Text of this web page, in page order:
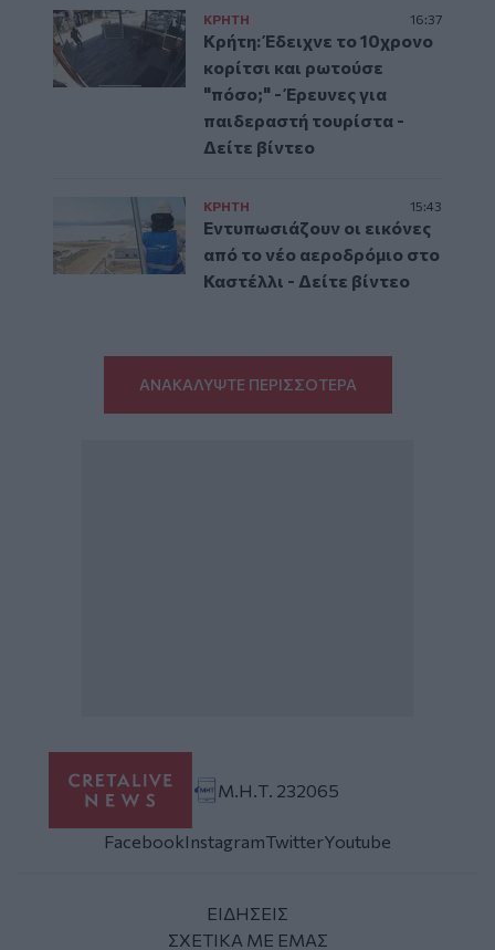
ΚΡΗΤΗ 16:37
Κρήτη: Έδειχνε το 10χρονο
κορίτσι και ρωτούσε
"πόσο;" - Έρευνες για
παιδεραστή τουρίστα -
Δείτε βίντεο
ΚΡΗΤΗ 15:43
Εντυπωσιάζουν οι εικόνες
από το νέο αεροδρόμιο στο
Καστέλλι - Δείτε βίντεο
ΑΝΑΚΑΛΥΨΤΕ ΠΕΡΙΣΣΟΤΕΡΑ
Μ.Η.Τ. 232065
FacebookInstagramTwitterYoutube
ΕΙΔΗΣΕΙΣ
ΣΧΕΤΙΚΑ ΜΕ ΕΜΑΣ